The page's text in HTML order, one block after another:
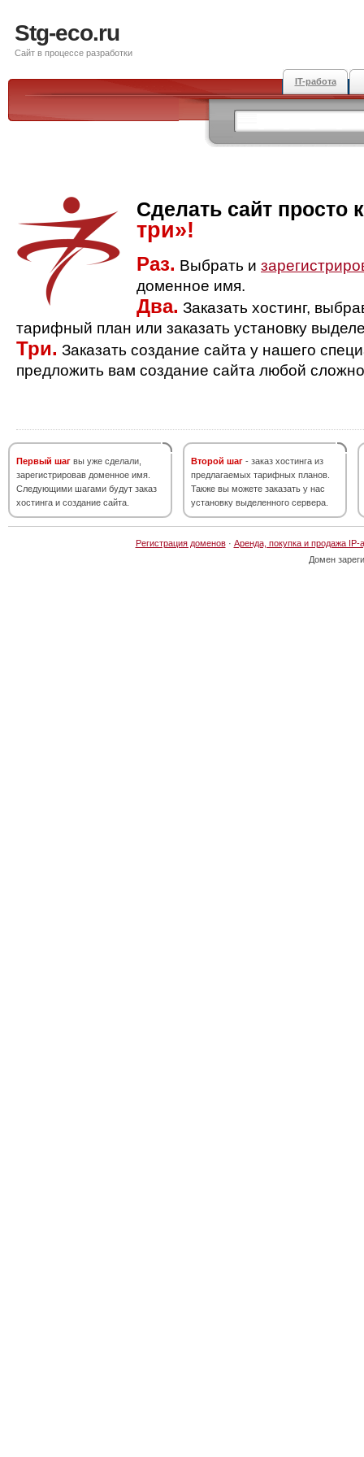
Stg-eco.ru
Сайт в процессе разработки
IT-работа
Сделать сайт просто
три»!
Раз. Выбрать и
доменное имя.
Два. Заказать хостинг,
тарифный план или заказать установку
Три. Заказать создание сайта у нашего
предложить вам создание сайта любой
Первый шаг вы уже сделали,
зарегистрировав доменное имя.
Следующими шагами будут заказ
хостинга и создание сайта.
Второй шаг - заказ хостинга из
предлагаемых тарифных планов.
Также вы можете заказать у нас
установку выделенного сервера.
Регистрация доменов· Аренда, покупка и продажа IP-
Домен